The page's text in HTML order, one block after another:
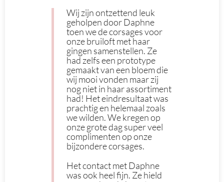
Wij zijn ontzettend leuk
geholpen door Daphne
toen we de corsages voor
onze bruiloft met haar
gingen samenstellen. Ze
had zelfs een prototype
gemaakt van een bloem die
wij mooi vonden maar zij
nog niet in haar assortiment
had! Het eindresultaat was
prachtig en helemaal zoals
we wilden. We kregen op
onze grote dag super veel
complimenten op onze
bijzondere corsages.
Het contact met Daphne
was ook heel fijn. Ze hield